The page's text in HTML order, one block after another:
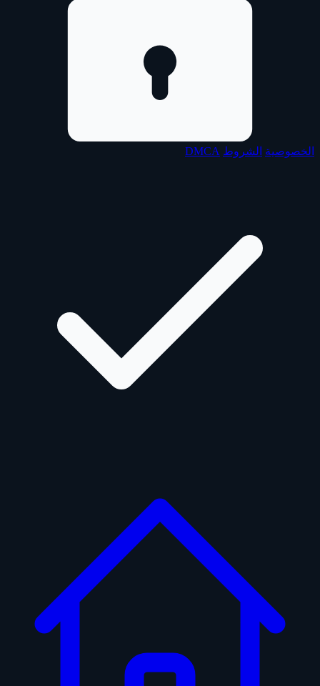
الخصوصية الشروط DMCA